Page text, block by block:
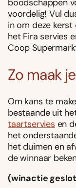
voordelig! Vul
in om deze
het Fira servies
Coop
Zo maak
Om kans te
bestaande uit
taartservies en
het
het duimen en
de winnaar
(winactie